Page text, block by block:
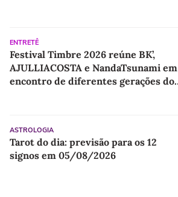
ENTRETÊ
Festival Timbre 2026 reúne BK’,
AJULLIACOSTA e NandaTsunami em
encontro de diferentes gerações do
ASTROLOGIA
Tarot do dia: previsão para os 12
signos em 05/08/2026